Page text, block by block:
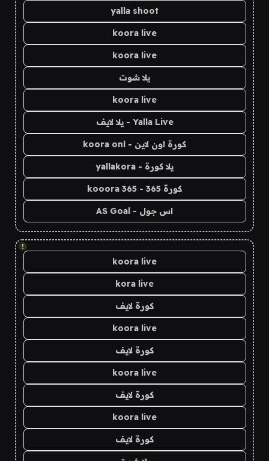
yalla shoot
koora live
koora live
يلا شوت
koora live
Yalla Live - يلا لايف
كورة اون لاين - koora onl
يلا كورة - yallakora
كورة 365 - kooora 365
اس جول - AS Goal
!
koora live
kora live
كورة لايف
koora live
كورة لايف
koora live
كورة لايف
koora live
كورة لايف